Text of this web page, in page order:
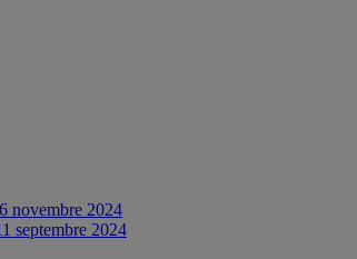
novembre 2024
septembre 2024